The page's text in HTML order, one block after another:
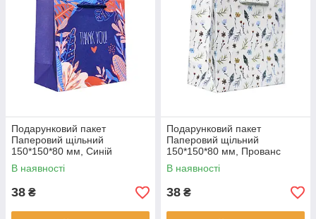
Подарунковий пакет
Паперовий щільний
150*150*80 мм, Синій
В наявності
38 ₴
Подарунковий пакет
Паперовий щільний
150*150*80 мм, Прованс
В наявності
38 ₴